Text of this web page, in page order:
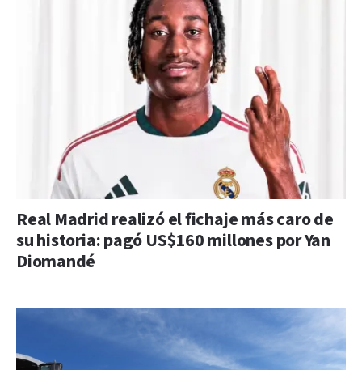
Real Madrid realizó el fichaje más caro de
su historia: pagó US$160 millones por Yan
Diomandé